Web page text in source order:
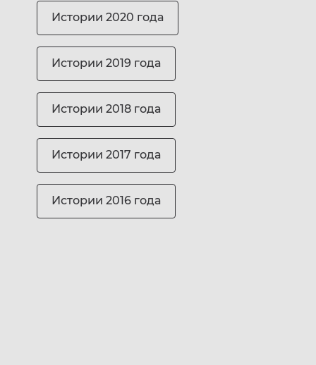
Истории 2020 года
Истории 2019 года
Истории 2018 года
Истории 2017 года
Истории 2016 года